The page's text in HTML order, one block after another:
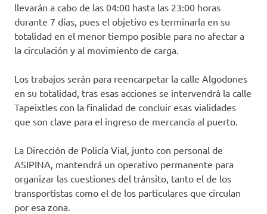
llevarán a cabo de las 04:00 hasta las 23:00 horas
durante 7 días, pues el objetivo es terminarla en su
totalidad en el menor tiempo posible para no afectar a
la circulación y al movimiento de carga.
Los trabajos serán para reencarpetar la calle Algodones
en su totalidad, tras esas acciones se intervendrá la calle
Tapeixtles con la finalidad de concluir esas vialidades
que son clave para el ingreso de mercancía al puerto.
La Dirección de Policía Vial, junto con personal de
ASIPINA, mantendrá un operativo permanente para
organizar las cuestiones del tránsito, tanto el de los
transportistas como el de los particulares que circulan
por esa zona.